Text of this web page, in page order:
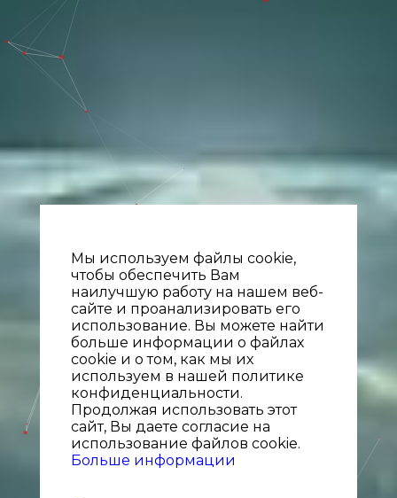
Мы используем файлы cookie,
чтобы обеспечить Вам
наилучшую работу на нашем веб-
сайте и проанализировать его
использование. Вы можете найти
больше информации о файлах
cookie и о том, как мы их
используем в нашей политике
конфиденциальности.
Продолжая использовать этот
сайт, Вы даете согласие на
использование файлов cookie.
Больше информации